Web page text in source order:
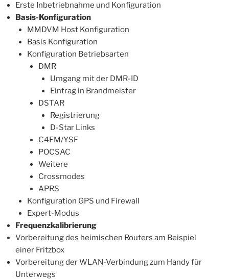
Erste Inbetriebnahme und Konfiguration
Basis-Konfiguration
MMDVM Host Konfiguration
Basis Konfiguration
Konfiguration Betriebsarten
DMR
Umgang mit der DMR-ID
Eintrag in Brandmeister
DSTAR
Registrierung
D-Star Links
C4FM/YSF
POCSAC
Weitere
Crossmodes
APRS
Konfiguration GPS und Firewall
Expert-Modus
Frequenzkalibrierung
Vorbereitung des heimischen Routers am Beispiel
einer Fritzbox
Vorbereitung der WLAN-Verbindung zum Handy für
Unterwegs